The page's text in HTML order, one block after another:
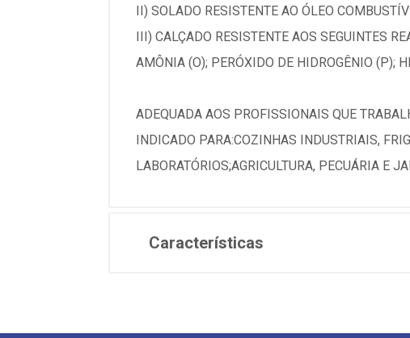
II) SOLADO RESISTENTE AO ÓLEO
III) CALÇADO RESISTENTE AOS SEGUINTES
AMÔNIA (O); PERÓXIDO DE HIDROGÊNIO (P);
ADEQUADA AOS PROFISSIONAIS QUE
INDICADO PARA:COZINHAS INDUSTRIAIS,
LABORATÓRIOS;AGRICULTURA, PECUÁRIA E
Características